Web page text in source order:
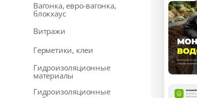
Вагонка, евро-вагонка,
блокхаус
Витражи
Герметики, клеи
Гидроизоляционные
материалы
Гидроизоляционные